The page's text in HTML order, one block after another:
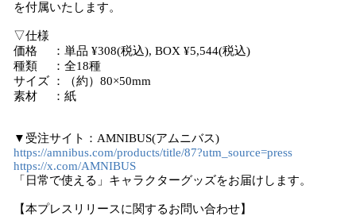
を付属いたします。
▽仕様
価格 ：単品 ¥308(税込), BOX ¥5,544(税込)
種類 ：全18種
サイズ ：（約）80×50mm
素材 ：紙
▼受注サイト：AMNIBUS(アムニバス)
https://amnibus.com/products/title/87?utm_source=press
https://x.com/AMNIBUS
「日常で使える」キャラクターグッズをお届けします。
【本プレスリリースに関するお問い合わせ】